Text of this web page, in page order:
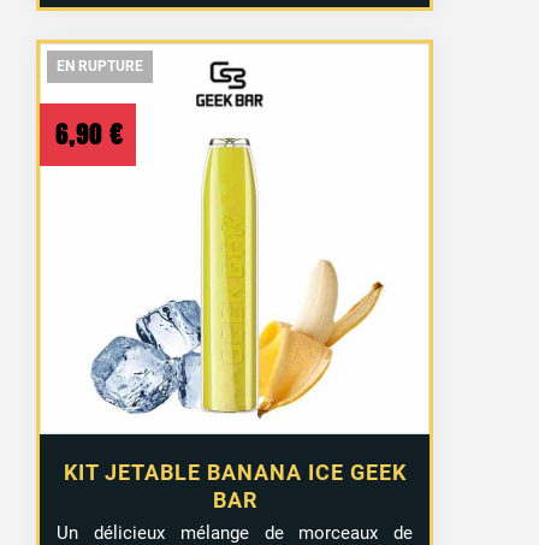
EN RUPTURE
EN RUPTURE
KIT JETABLE BANANA ICE GEEK
BAR
6,90 €
Un délicieux mélange de morceaux de
EN RUPTURE